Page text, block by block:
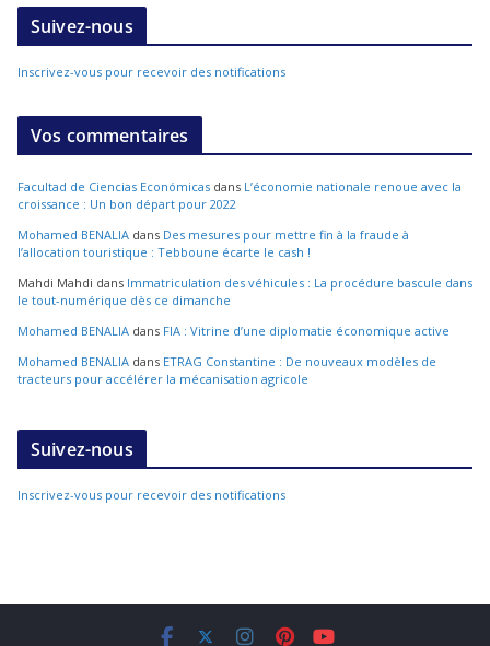
Suivez-nous
Inscrivez-vous pour recevoir des notifications
Vos commentaires
Facultad de Ciencias Económicas dans L’économie nationale renoue avec la
croissance : Un bon départ pour 2022
Mohamed BENALIA dans Des mesures pour mettre fin à la fraude à
l’allocation touristique : Tebboune écarte le cash !
Mahdi Mahdi dans Immatriculation des véhicules : La procédure bascule dans
le tout-numérique dès ce dimanche
Mohamed BENALIA dans FIA : Vitrine d’une diplomatie économique active
Mohamed BENALIA dans ETRAG Constantine : De nouveaux modèles de
tracteurs pour accélérer la mécanisation agricole
Suivez-nous
Inscrivez-vous pour recevoir des notifications